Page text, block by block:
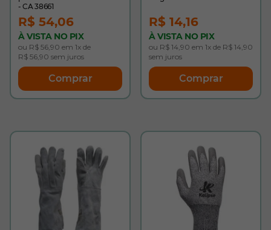
- CA 38661
R$ 54,06
À VISTA NO PIX
ou R$ 56,90 em 1x de
R$ 56,90 sem juros
Comprar
R$ 14,16
À VISTA NO PIX
ou R$ 14,90 em 1x de R$ 14,90
sem juros
Comprar